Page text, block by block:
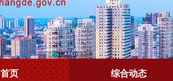
首页 综合动态